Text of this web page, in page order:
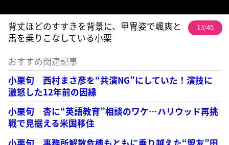
背丈ほどのすすきを背景に、甲冑姿で颯爽と
馬を乗りこなしている小栗
13/45
おすすめ関連記事
小栗旬 西村まさ彦を“共演NG”にしていた！演技に
激怒した12年前の因縁
小栗旬 杏に“英語教育”相談のワケ…ハリウッド再挑
戦で見据える米国移住